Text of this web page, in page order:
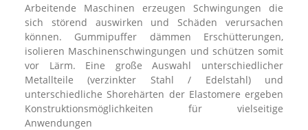
Arbeitende Maschinen erzeugen Schwingungen die
sich störend auswirken und Schäden verursachen
können. Gummipuffer dämmen Erschütterungen,
isolieren Maschinenschwingungen und schützen somit
vor Lärm. Eine große Auswahl unterschiedlicher
Metallteile (verzinkter Stahl / Edelstahl) und
unterschiedliche Shorehärten der Elastomere ergeben
Konstruktionsmöglichkeiten für vielseitige
Anwendungen